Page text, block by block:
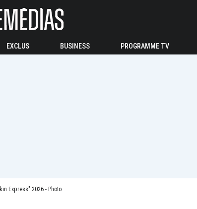
EXCLUS BUSINESS PROGRAMME TV
Express" 2026 - Photo